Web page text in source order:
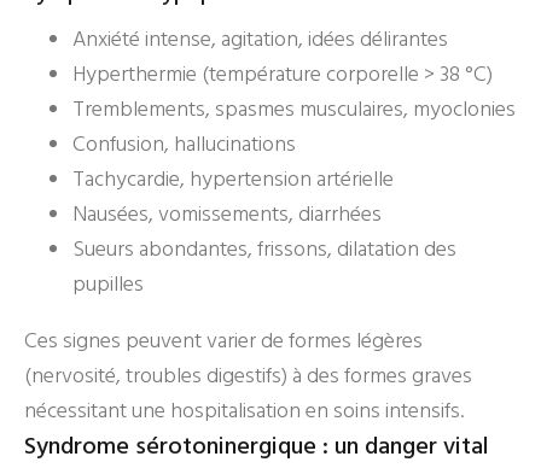
Anxiété intense, agitation, idées délirantes
Hyperthermie (température corporelle > 38 °C)
Tremblements, spasmes musculaires, myoclonies
Confusion, hallucinations
Tachycardie, hypertension artérielle
Nausées, vomissements, diarrhées
Sueurs abondantes, frissons, dilatation des
pupilles
Ces signes peuvent varier de formes légères
(nervosité, troubles digestifs) à des formes graves
nécessitant une hospitalisation en soins intensifs.
Syndrome sérotoninergique : un danger vital